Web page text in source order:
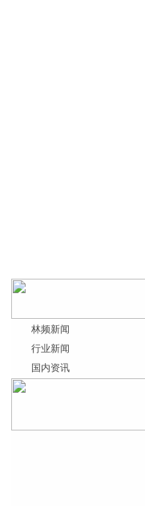
林频新闻
行业新闻
国内资讯